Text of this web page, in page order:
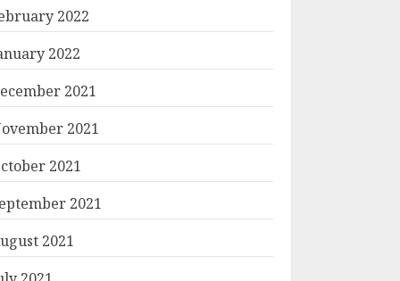
2022
2022
2021
2021
2021
2021
2021